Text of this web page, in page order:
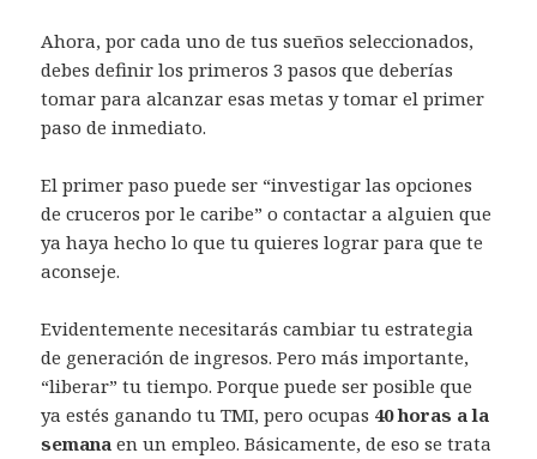
Ahora, por cada uno de tus sueños seleccionados,
debes definir los primeros 3 pasos que deberías
tomar para alcanzar esas metas y tomar el primer
paso de inmediato.
El primer paso puede ser “investigar las opciones
de cruceros por le caribe” o contactar a alguien que
ya haya hecho lo que tu quieres lograr para que te
aconseje.
Evidentemente necesitarás cambiar tu estrategia
de generación de ingresos. Pero más importante,
“liberar” tu tiempo. Porque puede ser posible que
ya estés ganando tu TMI, pero ocupas 40 horas a la
semana en un empleo. Básicamente, de eso se trata